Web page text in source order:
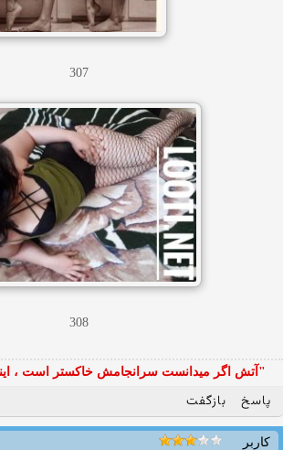
307
308
"آتش اگر ميدانست سرانجامش خاكستر است ،
پاسخ بازگفت
کاربر